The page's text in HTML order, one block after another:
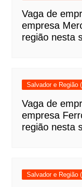
Vaga de
empresa
região nesta
Salvador e Região
Vaga de
empresa
região nesta
Salvador e Região